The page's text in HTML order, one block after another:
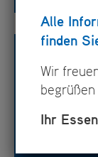
Alle
finden
Wir
Ihr